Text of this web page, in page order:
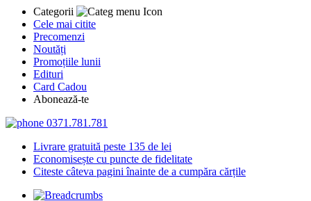
Categorii
Cele mai citite
Precomenzi
Noutăți
Promoțiile lunii
Edituri
Card Cadou
Abonează-te
0371.781.781
Livrare gratuită peste 135 de lei
Economisește cu puncte de fidelitate
Citeste câteva pagini înainte de a cumpăra cărțile